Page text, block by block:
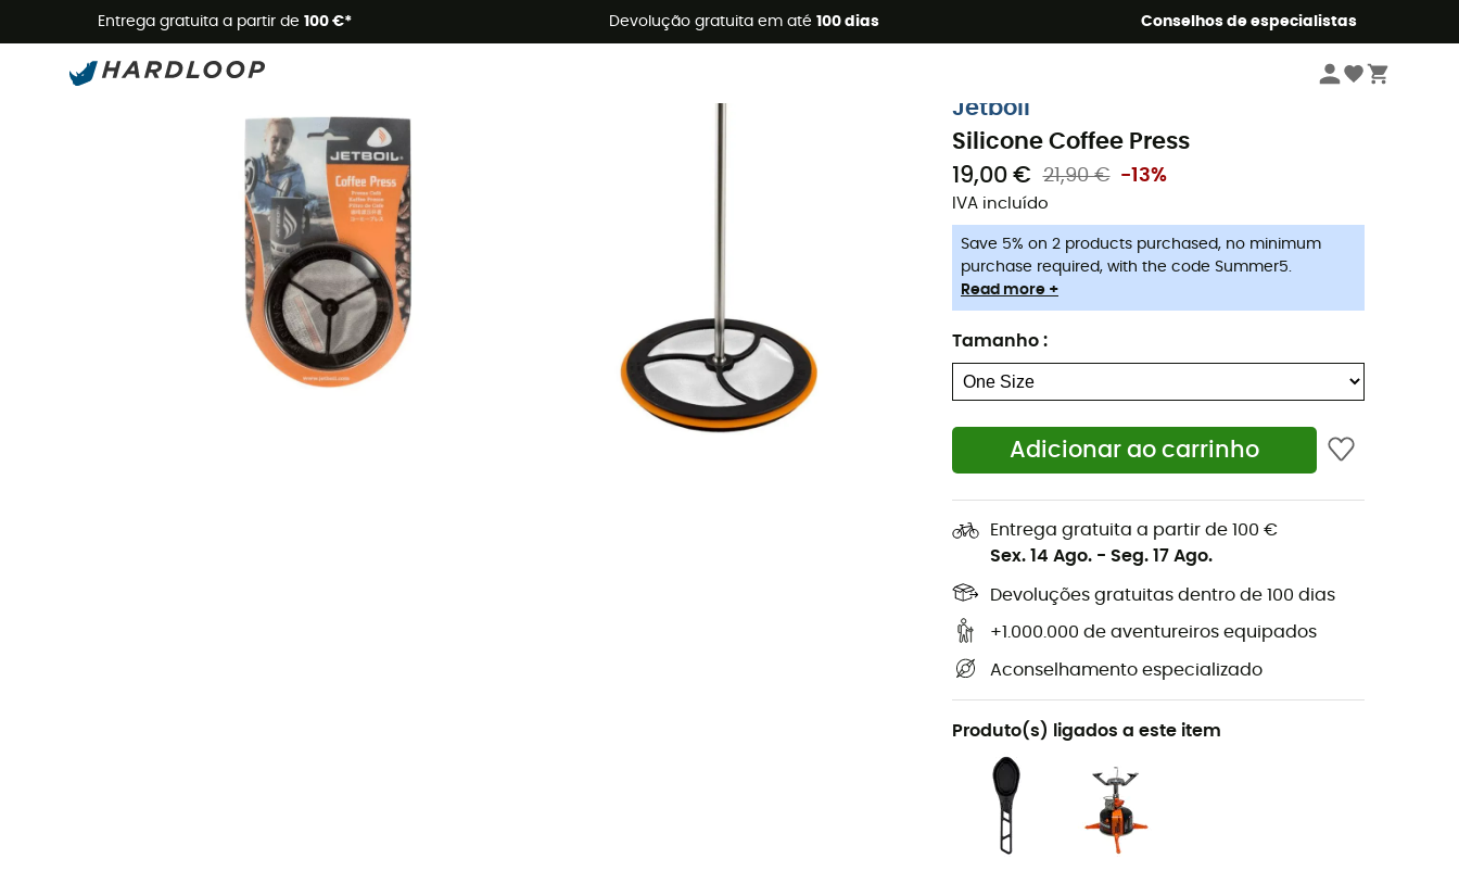
Entrega gratuita a partir de 100 €* Devolução gratuita em até 100 dias Conselhos de especialistas
Promoções de verão 🔥 -5% EXTRA a partir de 2 produtos* com o código Summer5
Jetboil
Silicone Coffee Press
19,00 €
21,90 € -13%
IVA incluído
Save 5% on 2 products purchased, no minimum
purchase required, with the code Summer5.
Read more +
Tamanho :
Adicionar ao carrinho
Entrega gratuita a partir de 100 €
Sex. 14 Ago. - Seg. 17 Ago.
Devoluções gratuitas dentro de 100 dias
+1.000.000 de aventureiros equipados
Aconselhamento especializado
Produto(s) ligados a este item